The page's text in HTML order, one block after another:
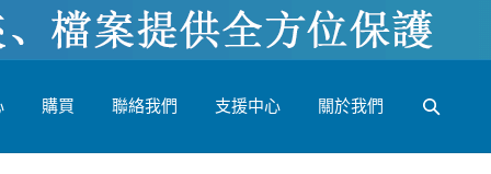
購買 聯絡我們 支援中心 關於我們